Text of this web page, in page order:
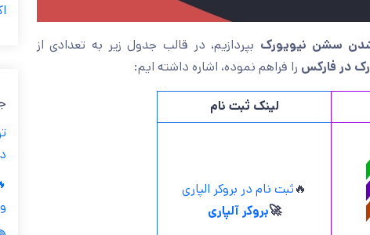
شدن سشن نیویورک بپردازیم، در قالب جدول زیر به تعدادی از
در فارکس را فراهم نموده، اشاره داشته ایم:
لینک ثبت نام
🔥ثبت نام در بروکر الپاری
🚀بروکر آلپاری